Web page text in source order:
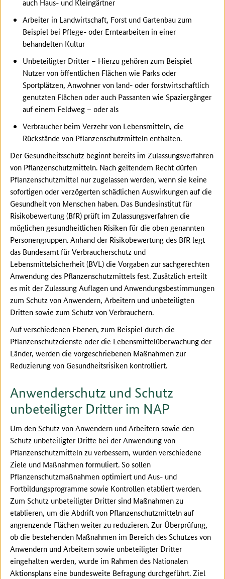
auch Haus- und Kleingärtner
Arbeiter in Landwirtschaft, Forst und Gartenbau zum
Beispiel bei Pflege- oder Erntearbeiten in einer
behandelten Kultur
Unbeteiligter Dritter – Hierzu gehören zum Beispiel
Nutzer von öffentlichen Flächen wie Parks oder
Sportplätzen, Anwohner von land- oder forstwirtschaftlich
genutzten Flächen oder auch Passanten wie Spaziergänger
auf einem Feldweg – oder als
Verbraucher beim Verzehr von Lebensmitteln, die
Rückstände von Pflanzenschutzmitteln enthalten.
Der Gesundheitsschutz beginnt bereits im Zulassungsverfahren
von Pflanzenschutzmitteln. Nach geltendem Recht dürfen
Pflanzenschutzmittel nur zugelassen werden, wenn sie keine
sofortigen oder verzögerten schädlichen Auswirkungen auf die
Gesundheit von Menschen haben. Das Bundesinstitut für
Risikobewertung (BfR) prüft im Zulassungsverfahren die
möglichen gesundheitlichen Risiken für die oben genannten
Personengruppen. Anhand der Risikobewertung des BfR legt
das Bundesamt für Verbraucherschutz und
Lebensmittelsicherheit (BVL) die Vorgaben zur sachgerechten
Anwendung des Pflanzenschutzmittels fest. Zusätzlich erteilt
es mit der Zulassung Auflagen und Anwendungsbestimmungen
zum Schutz von Anwendern, Arbeitern und unbeteiligten
Dritten sowie zum Schutz von Verbrauchern.
Auf verschiedenen Ebenen, zum Beispiel durch die
Pflanzenschutzdienste oder die Lebensmittelüberwachung der
Länder, werden die vorgeschriebenen Maßnahmen zur
Reduzierung von Gesundheitsrisiken kontrolliert.
Anwenderschutz und Schutz
unbeteiligter Dritter im NAP
Um den Schutz von Anwendern und Arbeitern sowie den
Schutz unbeteiligter Dritte bei der Anwendung von
Pflanzenschutzmitteln zu verbessern, wurden verschiedene
Ziele und Maßnahmen formuliert. So sollen
Pflanzenschutzmaßnahmen optimiert und Aus- und
Fortbildungsprogramme sowie Kontrollen etabliert werden.
Zum Schutz unbeteiligter Dritter sind Maßnahmen zu
etablieren, um die Abdrift von Pflanzenschutzmitteln auf
angrenzende Flächen weiter zu reduzieren. Zur Überprüfung,
ob die bestehenden Maßnahmen im Bereich des Schutzes von
Anwendern und Arbeitern sowie unbeteiligter Dritter
eingehalten werden, wurde im Rahmen des Nationalen
Aktionsplans eine bundesweite Befragung durchgeführt. Ziel